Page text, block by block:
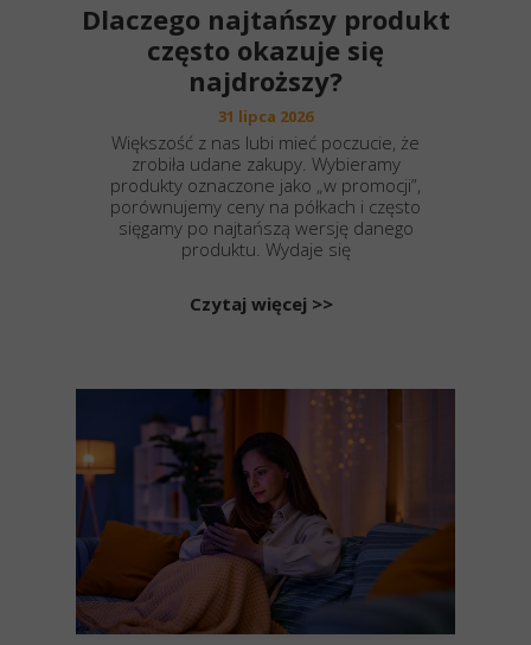
Dlaczego najtańszy produkt
często okazuje się
najdroższy?
31 lipca 2026
Większość z nas lubi mieć poczucie, że
zrobiła udane zakupy. Wybieramy
produkty oznaczone jako „w promocji”,
porównujemy ceny na półkach i często
sięgamy po najtańszą wersję danego
produktu. Wydaje się
Czytaj więcej >>